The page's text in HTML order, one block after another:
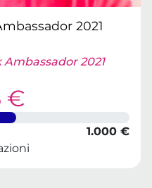
2021
Ambassador 2021
€
1.000 €